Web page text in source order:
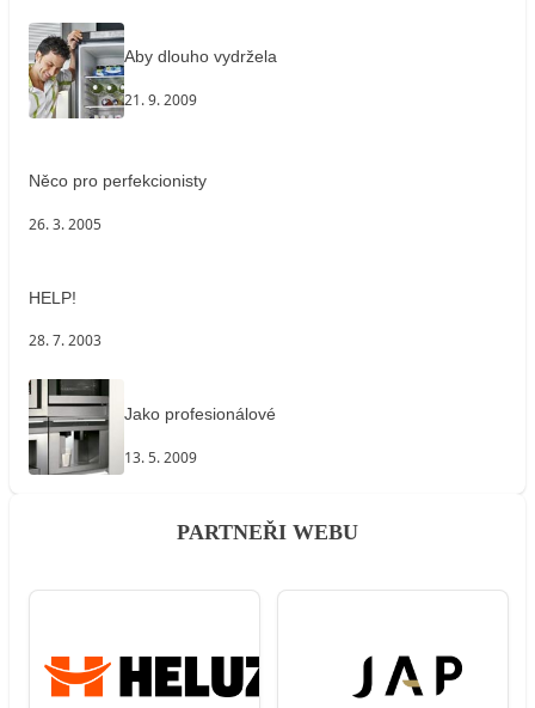
Aby dlouho vydržela
21. 9. 2009
Něco pro perfekcionisty
26. 3. 2005
HELP!
28. 7. 2003
Jako profesionálové
13. 5. 2009
PARTNEŘI WEBU